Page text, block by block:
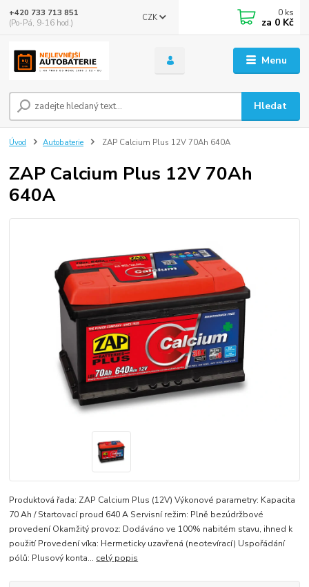
Menu
CZK
Hledat
+420 733 713 851
(Po-Pá, 9-16 hod.)
0 ks
za 0 Kč
Úvod Autobaterie ZAP Calcium Plus 12V 70Ah 640A
ZAP Calcium Plus 12V 70Ah
640A
Produktová řada: ZAP Calcium Plus (12V) Výkonové parametry: Kapacita
70 Ah / Startovací proud 640 A Servisní režim: Plně bezúdržbové
provedení Okamžitý provoz: Dodáváno ve 100% nabitém stavu, ihned k
použití Provedení víka: Hermeticky uzavřená (neotevírací) Uspořádání
pólů: Plusový konta... celý popis